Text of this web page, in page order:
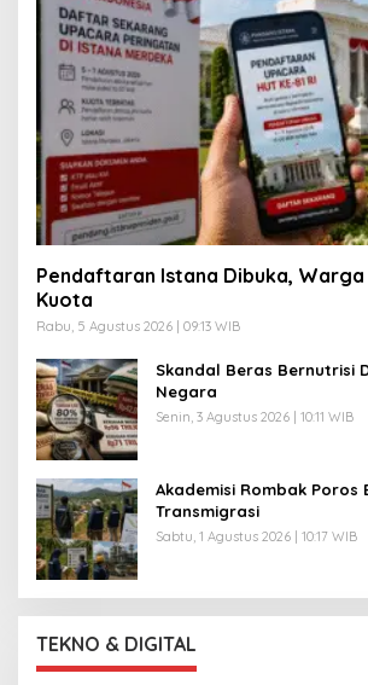
Pendaftaran Istana Dibuka,
Kuota
Rabu, 5 Agustus 2026 | 09:13 WIB
Skandal Beras Bernutrisi
Negara
Senin, 3 Agustus 2026 | 10:11 WIB
Akademisi Rombak Poros
Transmigrasi
Sabtu, 1 Agustus 2026 | 10:17 WIB
TEKNO & DIGITAL